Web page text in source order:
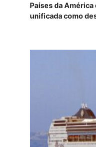
Países da
unificada como